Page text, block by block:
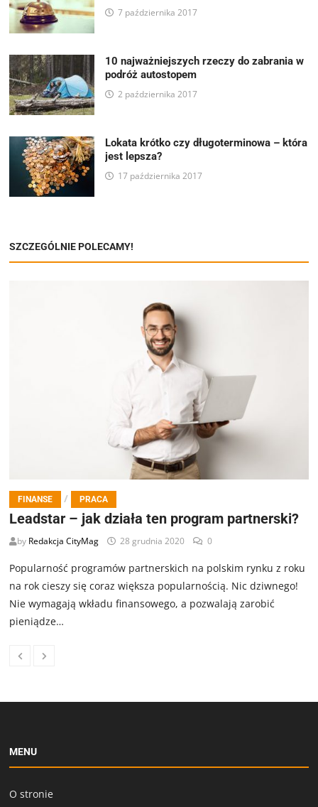
7 października 2017
10 najważniejszych rzeczy do zabrania w
podróż autostopem
2 października 2017
Lokata krótko czy długoterminowa – która
jest lepsza?
17 października 2017
SZCZEGÓLNIE POLECAMY!
FINANSE / PRACA
Leadstar – jak działa ten program partnerski?
by Redakcja CityMag 28 grudnia 2020 0
Popularność programów partnerskich na polskim rynku z roku
na rok cieszy się coraz większa popularnością. Nic dziwnego!
Nie wymagają wkładu finansowego, a pozwalają zarobić
pieniądze…
MENU
O stronie